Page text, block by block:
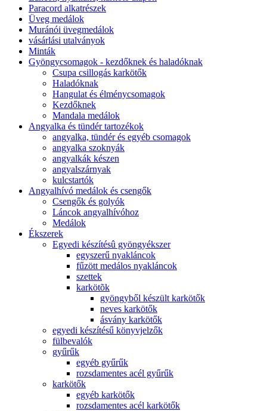
Paracord alkatrészek
Üveg medálok
Muránói üvegmedálok
vásárlási utalványok
Minták
Gyöngycsomagok - kezdőknek és haladóknak
Csupa csillogás karkötők
Haladóknak
Hangulat és élménycsomagok
Kezdőknek
Mandala medálok
Angyalka és tündér tartozékok
angyalka, tündér és egyéb csomagok
angyalka szoknyák
angyalkák készen
angyalszárnyak
kulcstartók
Angyalhívó medálok és csengők
Csengők és golyók
Láncok angyalhívóhoz
Medálok
Ékszerek
Egyedi készítésû gyöngyékszer
egyszerű nyakláncok
fűzött medálos nyakláncok
szettek
karkötõk
gyöngyből készült karkötők
neves karkötők
ásvány karkötők
egyedi készítésű könyvjelzők
fülbevalók
gyűrűk
egyéb gyűrűk
rozsdamentes acél gyűrűk
karkötők
egyéb karkötők
rozsdamentes acél karkötők